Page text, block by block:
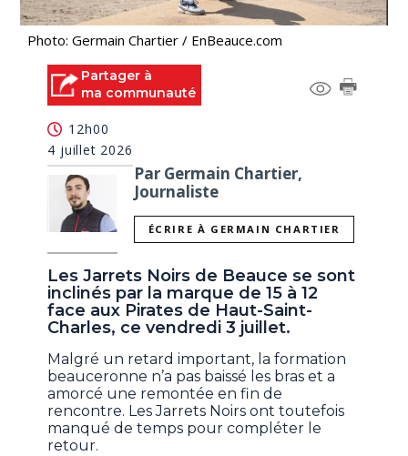
Photo: Germain Chartier / EnBeauce.com
Partager à
ma communauté
12h00
4 juillet 2026
Par Germain Chartier,
Journaliste
ÉCRIRE À GERMAIN CHARTIER
Les Jarrets Noirs de Beauce se sont
inclinés par la marque de 15 à 12
face aux Pirates de Haut-Saint-
Charles, ce vendredi 3 juillet.
Malgré un retard important, la formation
beauceronne n’a pas baissé les bras et a
amorcé une remontée en fin de
rencontre. Les Jarrets Noirs ont toutefois
manqué de temps pour compléter le
retour.